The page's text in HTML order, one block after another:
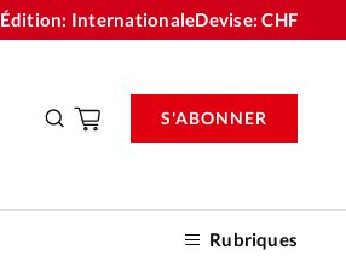
Édition: InternationaleDevise:CHF
Rubriques
S'ABONNER